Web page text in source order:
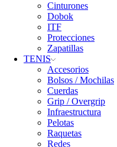
Cinturones
Dobok
ITF
Protecciones
Zapatillas
TENIS
Accesorios
Bolsos / Mochilas
Cuerdas
Grip / Overgrip
Infraestructura
Pelotas
Raquetas
Redes